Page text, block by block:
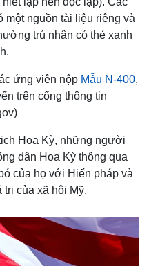
nguồn tài liệu riêng và
trú nhân có thẻ xanh
ứng viên nộp Mẫu N-400,
trên cổng thông tin
Hoa Kỳ, những người
dân Hoa Kỳ thông qua
của họ với Hiến pháp và
trị của xã hội Mỹ.